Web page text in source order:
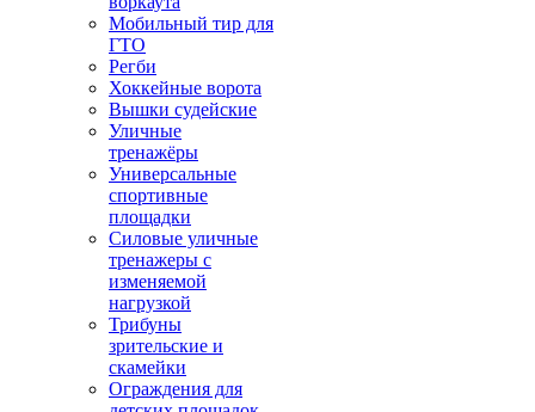
Мобильный тир для
ГТО
Регби
Хоккейные ворота
Вышки судейские
Уличные
тренажёры
Универсальные
спортивные
площадки
Силовые уличные
тренажеры с
изменяемой
нагрузкой
Трибуны
зрительские и
скамейки
Ограждения для